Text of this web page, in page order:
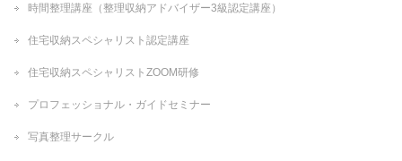
時間整理講座（整理収納アドバイザー3級認定講座）
住宅収納スペシャリスト認定講座
住宅収納スペシャリストZOOM研修
プロフェッショナル・ガイドセミナー
写真整理サークル